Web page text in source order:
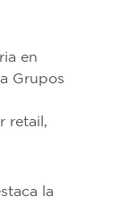
en
Grupos
retail,
la